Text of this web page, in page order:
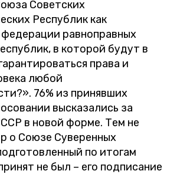
Советских
Республик как
равноправных
в которой будут в
права и
любой
76% из принявших
высказались за
в новой форме. Тем не
о Союзе Суверенных
по итогам
не был – его подписание